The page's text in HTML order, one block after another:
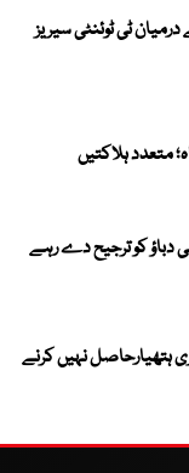
کے درمیان ٹی ٹوئنٹی سیریز
دباؤ کو ترجیح دے رہے
ہتھیارحاصل نہیں کرنے